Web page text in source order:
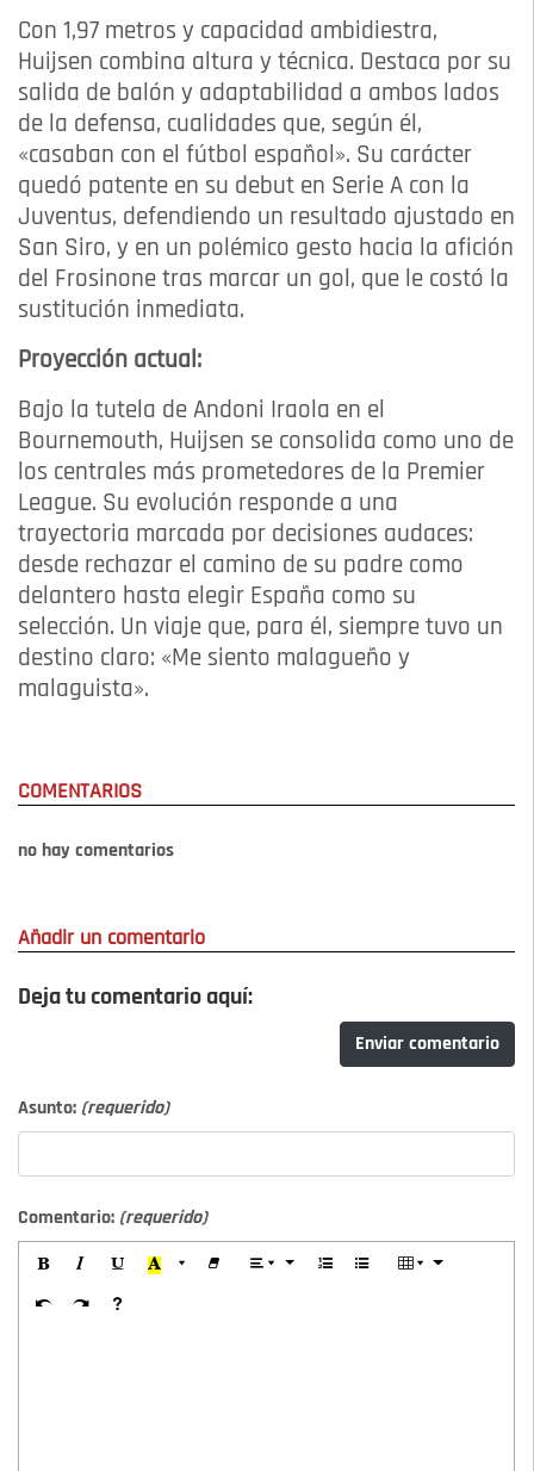
Con 1,97 metros y capacidad ambidiestra,
Huijsen combina altura y técnica. Destaca por su
salida de balón y adaptabilidad a ambos lados
de la defensa, cualidades que, según él,
«casaban con el fútbol español». Su carácter
quedó patente en su debut en Serie A con la
Juventus, defendiendo un resultado ajustado en
San Siro, y en un polémico gesto hacia la afición
del Frosinone tras marcar un gol, que le costó la
sustitución inmediata.
Proyección actual:
Bajo la tutela de Andoni Iraola en el
Bournemouth, Huijsen se consolida como uno de
los centrales más prometedores de la Premier
League. Su evolución responde a una
trayectoria marcada por decisiones audaces:
desde rechazar el camino de su padre como
delantero hasta elegir España como su
selección. Un viaje que, para él, siempre tuvo un
destino claro: «Me siento malagueño y
malaguista».
COMENTARIOS
no hay comentarios
Añadir un comentario
Deja tu comentario aquí:
Enviar comentario
Asunto: (requerido)
Comentario: (requerido)